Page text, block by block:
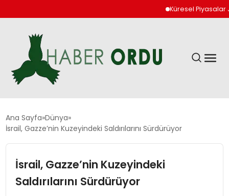
Küresel Piyasalar
GÜNDEM
DÜNYA
EKONOMI
Ana Sayfa Dünya
İsrail, Gazze’nin Kuzeyindeki Saldırılarını Sürdürüyor
İsrail, Gazze’nin Kuzeyindeki
Saldırılarını Sürdürüyor